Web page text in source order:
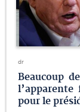
dr
Beaucoup
pour le